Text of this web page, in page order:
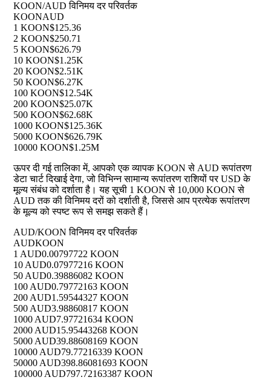
KOON/AUD विनिमय दर परिवर्तक
KOONAUD
1 KOON$125.36
2 KOON$250.71
5 KOON$626.79
10 KOON$1.25K
20 KOON$2.51K
50 KOON$6.27K
100 KOON$12.54K
200 KOON$25.07K
500 KOON$62.68K
1000 KOON$125.36K
5000 KOON$626.79K
10000 KOON$1.25M
ऊपर दी गई तालिका में, आपको एक व्यापक KOON से AUD रूपांतरण
डेटा चार्ट दिखाई देगा, जो विभिन्न सामान्य रूपांतरण राशियों पर USD के
मूल्य संबंध को दर्शाता है। यह सूची 1 KOON से 10,000 KOON से
AUD तक की विनिमय दरों को दर्शाती है, जिससे आप प्रत्येक रूपांतरण
के मूल्य को स्पष्ट रूप से समझ सकते हैं।
AUD/KOON विनिमय दर परिवर्तक
AUDKOON
1 AUD0.00797722 KOON
10 AUD0.07977216 KOON
50 AUD0.39886082 KOON
100 AUD0.79772163 KOON
200 AUD1.59544327 KOON
500 AUD3.98860817 KOON
1000 AUD7.97721634 KOON
2000 AUD15.95443268 KOON
5000 AUD39.88608169 KOON
10000 AUD79.77216339 KOON
50000 AUD398.86081693 KOON
100000 AUD797.72163387 KOON